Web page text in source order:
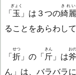
「玉
ぎょく
」は３つの綺麗
きれい
ることをあらわし
「折
せつ
」の「斤
きん
」は斧
おの
ん」は、バラバラ